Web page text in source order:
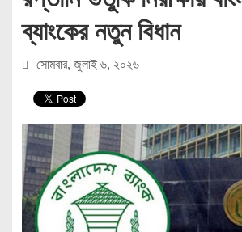
ব্যাংকের নতুন বিধান
সোমবার, জুলাই ৬, ২০২৬